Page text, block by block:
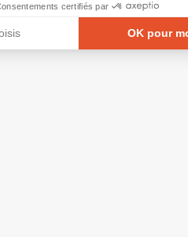
certifiés par
OK pour
vous permet